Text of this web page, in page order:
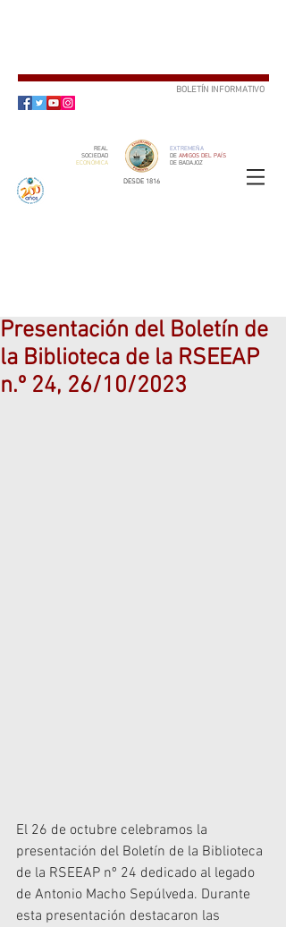
BOLETÍN INFORMATIVO
REAL
SOCIEDAD
ECONÓMICA
EXTREMEÑA
DE AMIGOS DEL PAÍS
DE BADAJOZ
DESDE 1816
Presentación del Boletín de
la Biblioteca de la RSEEAP
n.º 24, 26/10/2023
El 26 de octubre celebramos la
presentación del Boletín de la Biblioteca
de la RSEEAP nº 24 dedicado al legado
de Antonio Macho Sepúlveda. Durante
esta presentación destacaron las